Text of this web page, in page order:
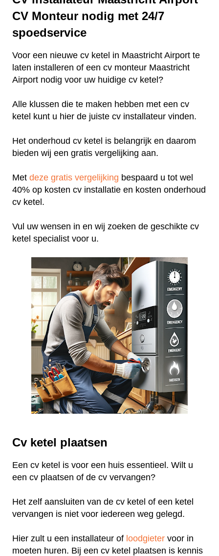
CV Monteur nodig met 24/7
spoedservice
Voor een nieuwe cv ketel in Maastricht Airport te
laten installeren of een cv monteur Maastricht
Airport nodig voor uw huidige cv ketel?
Alle klussen die te maken hebben met een cv
ketel kunt u hier de juiste cv installateur vinden.
Het onderhoud cv ketel is belangrijk en daarom
bieden wij een gratis vergelijking aan.
Met deze gratis vergelijking bespaard u tot wel
40% op kosten cv installatie en kosten onderhoud
cv ketel.
Vul uw wensen in en wij zoeken de geschikte cv
ketel specialist voor u.
Cv ketel plaatsen
Een cv ketel is voor een huis essentieel. Wilt u
een cv plaatsen of de cv vervangen?
Het zelf aansluiten van de cv ketel of een ketel
vervangen is niet voor iedereen weg gelegd.
Hier zult u een installateur of loodgieter voor in
moeten huren. Bij een cv ketel plaatsen is kennis